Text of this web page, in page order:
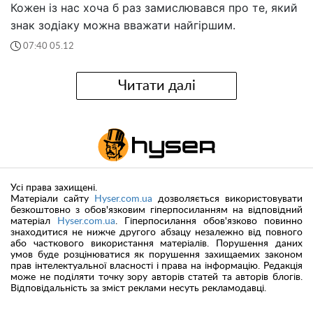
Кожен із нас хоча б раз замислювався про те, який
знак зодіаку можна вважати найгіршим.
07:40 05.12
Читати далі
Усі права захищені.
Матеріали сайту
Hyser.com.ua дозволяється використовувати
безкоштовно з обов'язковим гіперпосиланням на відповідний
матеріал
Hyser.com.ua. Гіперпосилання обов'язково повинно
знаходитися не нижче другого абзацу незалежно від повного
або часткового використання матеріалів. Порушення даних
умов буде розцінюватися як порушення захищаемих законом
прав інтелектуальної власності і права на інформацію. Редакція
може не поділяти точку зору авторів статей та авторів блогів.
Відповідальність за зміст реклами несуть рекламодавці.